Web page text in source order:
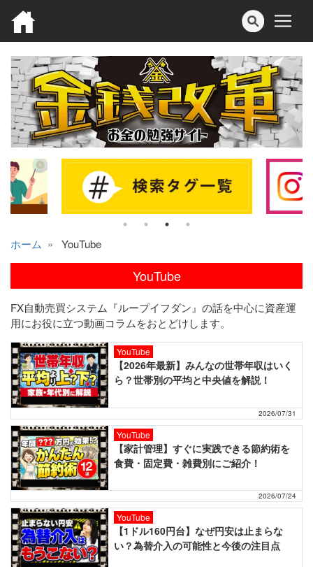
ホーム YouTube
YouTube
FX自動売買システム『ループイフダン』の話を中心に資産運
用にお役に立つ動画コラムをおとどけします。
YouTube
【2026年最新】みんなの世帯年収はいく
ら？世帯別の平均と中央値を解説！
2026/07/31
YouTube
【家計管理】すぐに実践できる節約術を
食費・固定費・雑費別にご紹介！
2026/07/24
YouTube
【1ドル160円台】なぜ円安は止まらな
い？為替介入の可能性と今後の注目点